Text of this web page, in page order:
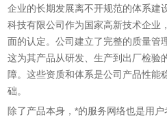
企业的长期发展离不开规范的体系建
科技有限公司作为国家高新技术企业
面的认定。公司建立了完整的质量管
这为其产品从研发、生产到出厂检验
障。这些资质和体系是公司产品性能
础。
除了产品本身，*的服务网络也是用